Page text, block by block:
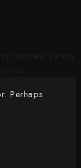
Perhaps